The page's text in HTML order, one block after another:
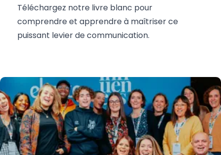
Téléchargez notre livre blanc pour
comprendre et apprendre à maîtriser ce
puissant levier de communication.